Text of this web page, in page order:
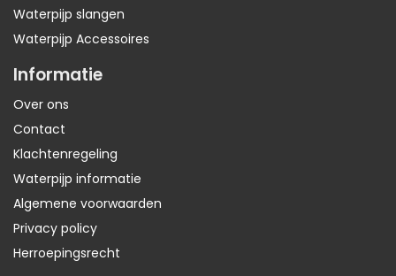
Waterpijp slangen
Waterpijp Accessoires
Informatie
Over ons
Contact
Klachtenregeling
Waterpijp informatie
Algemene voorwaarden
Privacy policy
Herroepingsrecht